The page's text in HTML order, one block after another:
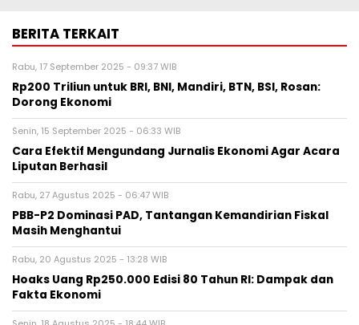
BERITA TERKAIT
Rabu, 17 September 2025 - 09:37 WIB
Rp200 Triliun untuk BRI, BNI, Mandiri, BTN, BSI, Rosan:
Dorong Ekonomi
Senin, 15 September 2025 - 06:33 WIB
Cara Efektif Mengundang Jurnalis Ekonomi Agar Acara
Liputan Berhasil
Rabu, 27 Agustus 2025 - 06:47 WIB
PBB-P2 Dominasi PAD, Tantangan Kemandirian Fiskal
Masih Menghantui
Rabu, 20 Agustus 2025 - 13:28 WIB
Hoaks Uang Rp250.000 Edisi 80 Tahun RI: Dampak dan
Fakta Ekonomi